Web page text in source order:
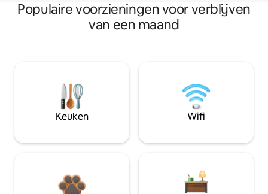
Populaire voorzieningen voor verblijven
van een maand
Keuken Wifi